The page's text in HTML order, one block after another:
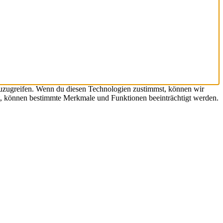
Wenn du diesen Technologien zustimmst, können wir
bestimmte Merkmale und Funktionen beeinträchtigt werden.